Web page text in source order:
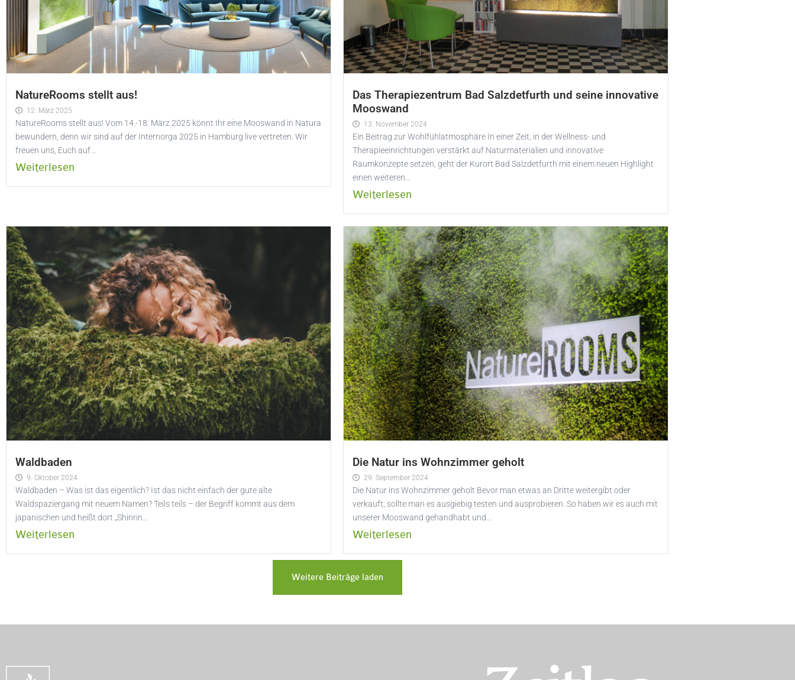
NatureRooms stellt aus!
12. März 2025
NatureRooms stellt aus! Vom 14.-18. März 2025 könnt Ihr eine Mooswand in Natura
bewundern, denn wir sind auf der Internorga 2025 in Hamburg live vertreten. Wir
freuen uns, Euch auf...
Weiterlesen
Das Therapiezentrum Bad Salzdetfurth und seine innovative
Mooswand
13. November 2024
Ein Beitrag zur Wohlfühlatmosphäre In einer Zeit, in der Wellness- und
Therapieeinrichtungen verstärkt auf Naturmaterialien und innovative
Raumkonzepte setzen, geht der Kurort Bad Salzdetfurth mit einem neuen Highlight
einen weiteren...
Weiterlesen
Waldbaden
9. Oktober 2024
Waldbaden – Was ist das eigentlich? Ist das nicht einfach der gute alte
Waldspaziergang mit neuem Namen? Teils teils – der Begriff kommt aus dem
japanischen und heißt dort „Shinrin...
Weiterlesen
Die Natur ins Wohnzimmer geholt
29. September 2024
Die Natur ins Wohnzimmer geholt Bevor man etwas an Dritte weitergibt oder
verkauft, sollte man es ausgiebig testen und ausprobieren. So haben wir es auch mit
unserer Mooswand gehandhabt und...
Weiterlesen
Weitere Beiträge laden